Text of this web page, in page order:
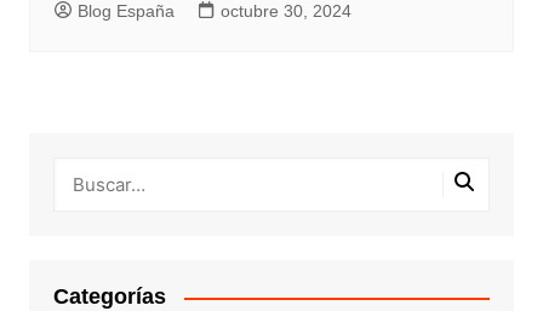
Blog España octubre 30, 2024
Categorías